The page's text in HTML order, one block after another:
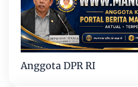
Anggota DPR RI